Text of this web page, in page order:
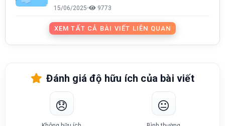
15/06/2025• 9773
XEM TẤT CẢ BÀI VIẾT LIÊN QUAN
Đánh giá độ hữu ích của bài viết
😞 😐